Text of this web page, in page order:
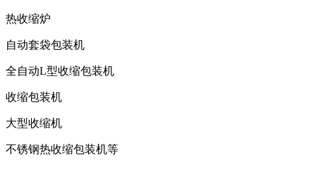
热收缩炉
自动套袋包装机
全自动L型收缩包装机
收缩包装机
大型收缩机
不锈钢热收缩包装机等